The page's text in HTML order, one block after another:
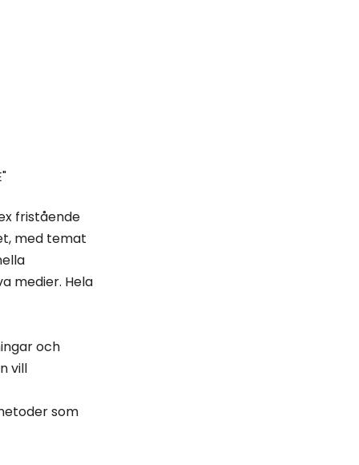
fristående
med temat
medier. Hela
och
vill
som